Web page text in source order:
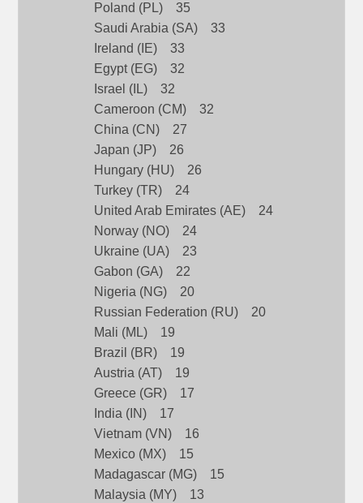
Poland (PL) 35
Saudi Arabia (SA) 33
Ireland (IE) 33
Egypt (EG) 32
Israel (IL) 32
Cameroon (CM) 32
China (CN) 27
Japan (JP) 26
Hungary (HU) 26
Turkey (TR) 24
United Arab Emirates (AE) 24
Norway (NO) 24
Ukraine (UA) 23
Gabon (GA) 22
Nigeria (NG) 20
Russian Federation (RU) 20
Mali (ML) 19
Brazil (BR) 19
Austria (AT) 19
Greece (GR) 17
India (IN) 17
Vietnam (VN) 16
Mexico (MX) 15
Madagascar (MG) 15
Malaysia (MY) 13